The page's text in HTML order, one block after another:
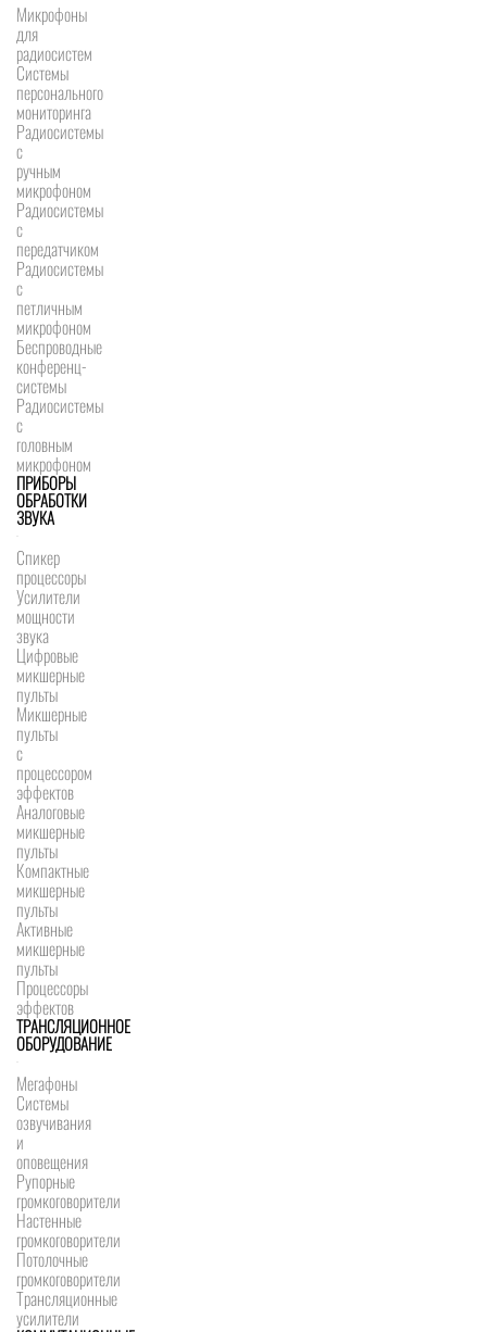
Микрофоны
для
радиосистем
Системы
персонального
мониторинга
Радиосистемы
c
ручным
микрофоном
Радиосистемы
с
передатчиком
Радиосистемы
с
петличным
микрофоном
Беспроводные
конференц-
системы
Радиосистемы
с
головным
микрофоном
ПРИБОРЫ
ОБРАБОТКИ
ЗВУКА
Спикер
процессоры
Усилители
мощности
звука
Цифровые
микшерные
пульты
Микшерные
пульты
с
процессором
эффектов
Аналоговые
микшерные
пульты
Компактные
микшерные
пульты
Активные
микшерные
пульты
Процессоры
эффектов
ТРАНСЛЯЦИОННОЕ
ОБОРУДОВАНИЕ
Мегафоны
Системы
озвучивания
и
оповещения
Рупорные
громкоговорители
Настенные
громкоговорители
Потолочные
громкоговорители
Трансляционные
усилители